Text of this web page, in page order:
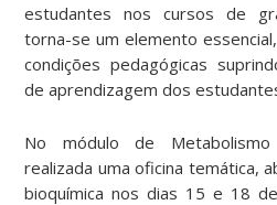
estudantes nos cursos de
torna-se um elemento
condições pedagógicas
de aprendizagem dos
No módulo de
realizada uma oficina temática,
bioquímica nos dias 15 e 18